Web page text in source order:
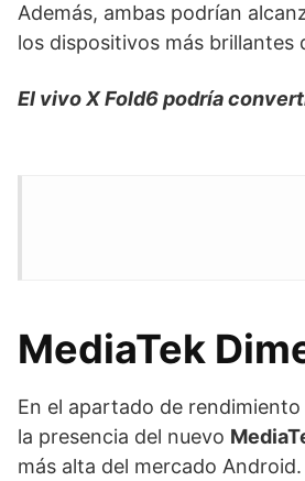
Además, ambas podrían
los dispositivos más brillantes
El vivo X Fold6 podría
MediaTek
En el apartado de
la presencia del nuevo
más alta del mercado Android.